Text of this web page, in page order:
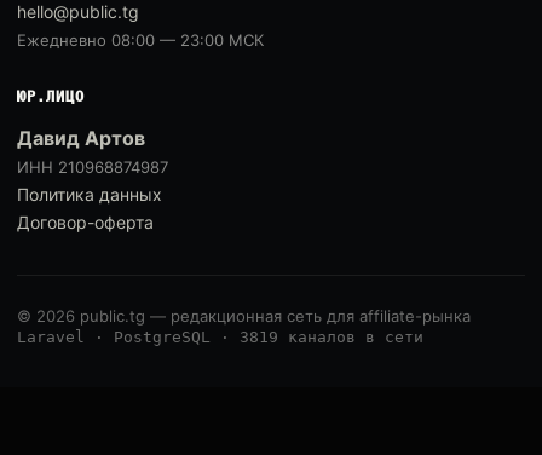
hello@public.tg
Ежедневно 08:00 — 23:00 МСК
ЮР.ЛИЦО
Давид Артов
ИНН 210968874987
Политика данных
Договор-оферта
© 2026 public.tg — редакционная сеть для affiliate-рынка
Laravel · PostgreSQL · 3819 каналов в сети